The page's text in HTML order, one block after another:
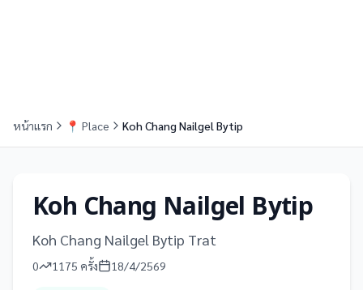
หน้าแรก 📍 Place Koh Chang Nailgel Bytip
Koh Chang Nailgel Bytip
Koh Chang Nailgel Bytip Trat
0 1175 ครั้ง 18/4/2569